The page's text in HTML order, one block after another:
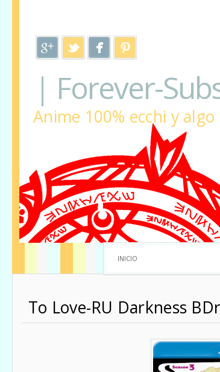
| Forever-
Anime 100% ecchi y algo
INICIO
To Love-RU Darkness